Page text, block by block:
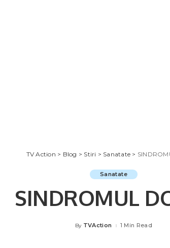
TV Action > Blog > Stiri > Sanatate >
Sanatate
SINDROMUL
Posted
By TVAction 1 Min Read